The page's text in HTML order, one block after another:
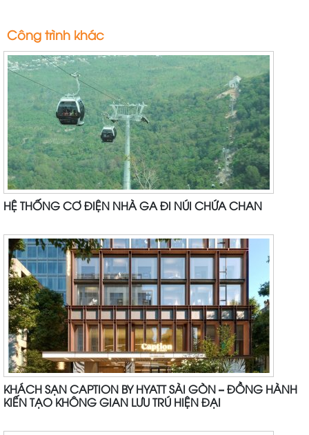
Công trình khác
HỆ THỐNG CƠ ĐIỆN NHÀ GA ĐI NÚI CHỨA CHAN
KHÁCH SẠN CAPTION BY HYATT SÀI GÒN – ĐỒNG HÀNH
KIẾN TẠO KHÔNG GIAN LƯU TRÚ HIỆN ĐẠI